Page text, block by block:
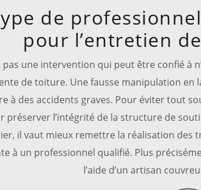
de
pour l’entretien
pas une intervention qui peut être confié à
de toiture. Une fausse manipulation en
à des accidents graves. Pour éviter tout
préserver l’intégrité de la structure de
il vaut mieux remettre la réalisation des
à un professionnel qualifié. Plus
l’aide d’un artisan